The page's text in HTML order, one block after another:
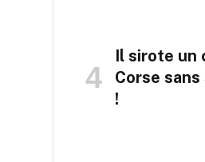
Il sirote un
Corse sans
!